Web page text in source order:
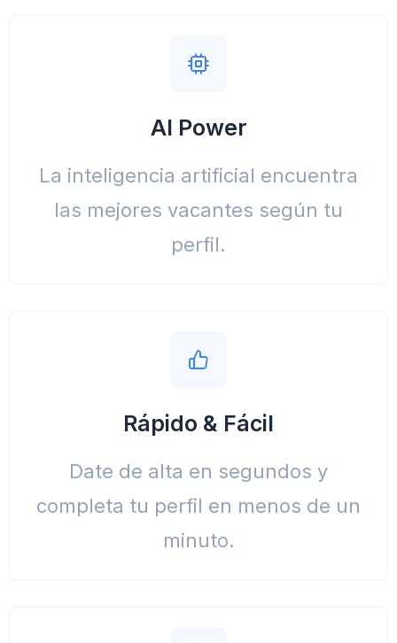
AI Power
La inteligencia artificial encuentra
las mejores vacantes según tu
perfil.
Rápido & Fácil
Date de alta en segundos y
completa tu perfil en menos de un
minuto.